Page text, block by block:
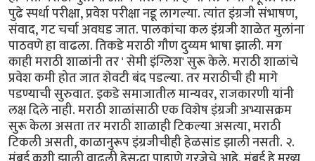
पुढे स्पर्धा परीक्षा, प्रवेश परीक्षा नडू लागल्या. त्यांत इंग्रजी संभाषण,
संवाद, गट चर्चा अवघड जात. पालकांचा कल इंग्रजी शाळेत मुलांना
पाठवणे हा वाढला. तिकडे मराठी गौण दुय्यम भाषा झाली. मग
काही मराठी शाळांनी तर ' सेमी इंग्लिश' सुरू केले. मराठी शाळांचे
प्रवेश कमी होत जात शेवटी बंद पडल्या. तर मराठीची ही मागे
पडण्याची सुरुवात. इकडे समाजातील मान्यवर, राजकारणी यांनी
लक्ष दिले नाही. मराठी शाळांसाठी एक विशेष इंग्रजी अभ्यासक्रम
सुरू केला असता तर मराठी शाळाही टिकल्या असत्या, मराठी
टिकली असती, काळानुरूप इंग्रजीचीही हेळसांड झाली नसती. २.